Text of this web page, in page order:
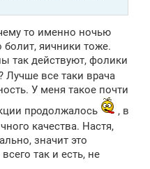
то именно ночью
болит, яичники тоже.
так действуют, фолики
Лучше все таки врача
У меня такое почти
продолжалось
, в
качества. Настя,
значит это
так и есть, не